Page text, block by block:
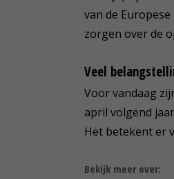
van de
zorgen over de
Veel
Voor vandaag
april volgend
Het betekent er
Bekijk meer over: